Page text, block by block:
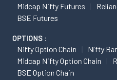
Midcap Nifty Futures
BSE Futures
OPTIONS :
Nifty Option Chain
Nifty
Midcap Nifty Option Chain
BSE Option Chain